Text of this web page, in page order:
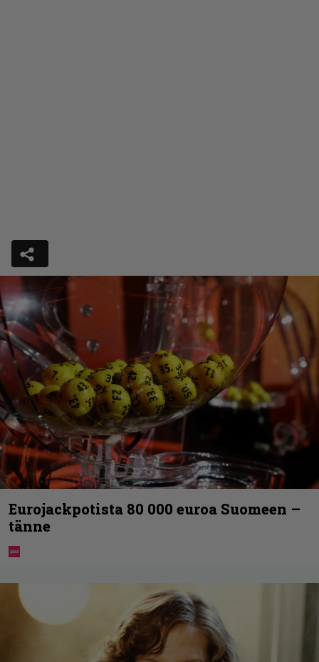
Eurojackpotista 80 000 euroa Suomeen –
tänne